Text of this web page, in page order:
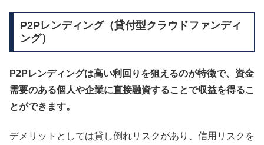
P2Pレンディング（貸付型クラウドファンディ
ング）
P2Pレンディングは高い利回りを狙えるのが特徴で、資金
需要のある個人や企業に直接融資することで収益を得るこ
とができます。
デメリットとしては貸し倒れリスクがあり、信用リスクを